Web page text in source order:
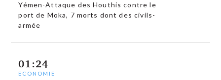
Yémen-Attaque des Houthis contre le
port de Moka, 7 morts dont des civils-
armée
01:24
ECONOMIE